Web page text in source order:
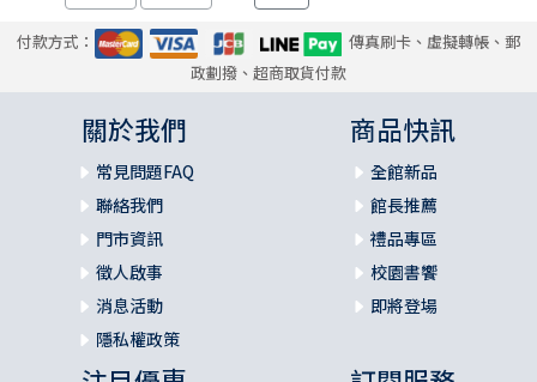
付款方式：
傳真刷卡、虛擬轉帳、郵
政劃撥、超商取貨付款
關於我們
常見問題FAQ
聯絡我們
門市資訊
徵人啟事
消息活動
隱私權政策
商品快訊
全館新品
館長推薦
禮品專區
校園書饗
即將登場